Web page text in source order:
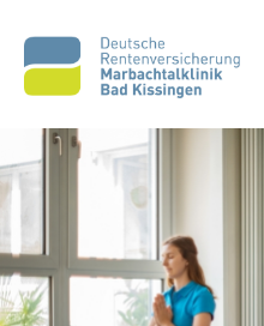
Unsere Klinik
Unsere Angebote
Service